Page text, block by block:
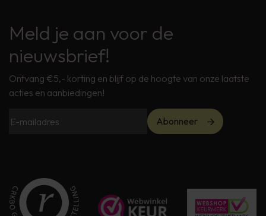
Meld je aan voor de
nieuwsbrief!
Ontvang €5,- korting en blijf op de hoogte van onze laatste
acties en aanbiedingen!
Abonneer